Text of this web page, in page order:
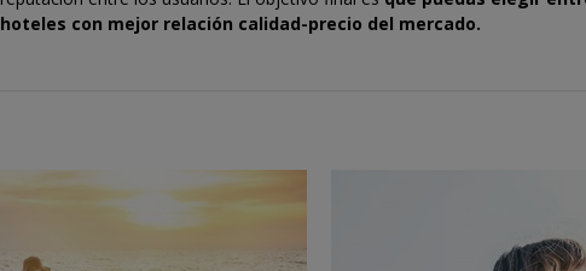
hoteles con mejor relación calidad-precio del mercado.